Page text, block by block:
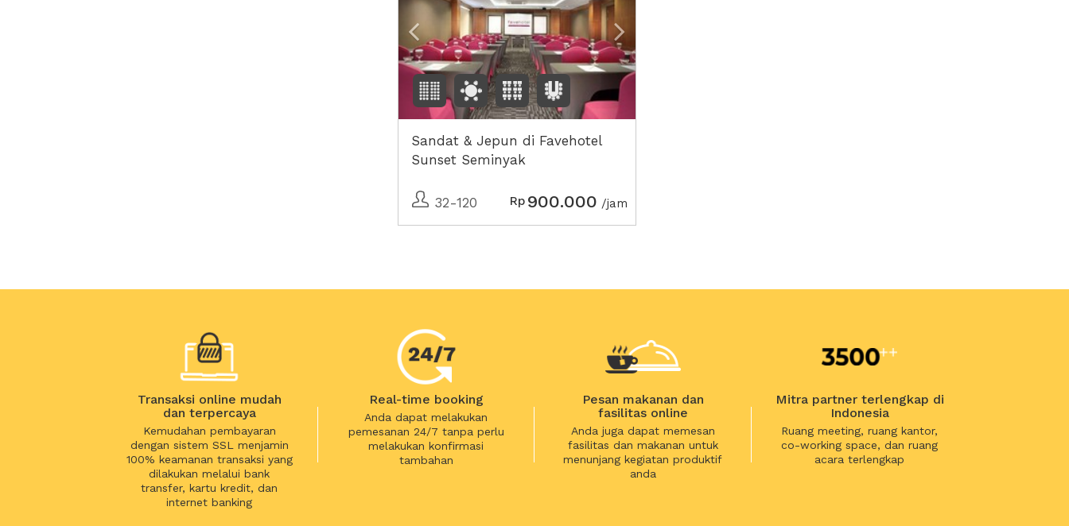
Sandat & Jepun di Favehotel
Sunset Seminyak
32-120 Rp 900.000 /jam
Transaksi online mudah
dan terpercaya
Kemudahan pembayaran
dengan sistem SSL menjamin
100% keamanan transaksi yang
dilakukan melalui bank
transfer, kartu kredit, dan
internet banking
Real-time booking
Anda dapat melakukan
pemesanan 24/7 tanpa perlu
melakukan konfirmasi
tambahan
Pesan makanan dan
fasilitas online
Anda juga dapat memesan
fasilitas dan makanan untuk
menunjang kegiatan produktif
anda
Mitra partner terlengkap di
Indonesia
Ruang meeting, ruang kantor,
co-working space, dan ruang
acara terlengkap